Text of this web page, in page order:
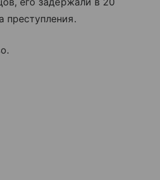
преступления.